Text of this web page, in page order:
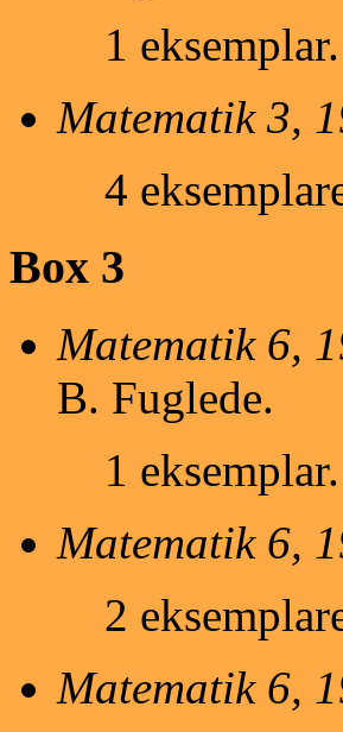
1 eksemplar.
Matematik 3,
4
Box 3
Matematik 6,
B. Fuglede.
1 eksemplar.
Matematik 6,
2
Matematik 6,